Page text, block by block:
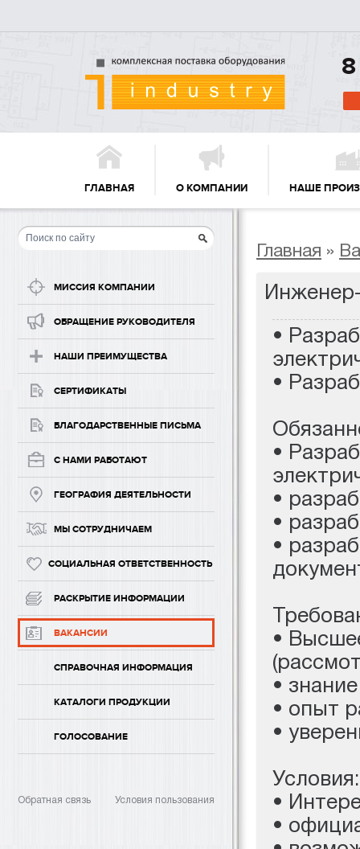
ГЛАВНАЯ О КОМПАНИИ НАШЕ
МИССИЯ КОМПАНИИ
ОБРАЩЕНИЕ РУКОВОДИТЕЛЯ
НАШИ ПРЕИМУЩЕСТВА
СЕРТИФИКАТЫ
БЛАГОДАРСТВЕННЫЕ ПИСЬМА
С НАМИ РАБОТАЮТ
ГЕОГРАФИЯ ДЕЯТЕЛЬНОСТИ
МЫ СОТРУДНИЧАЕМ
СОЦИАЛЬНАЯ ОТВЕТСТВЕННОСТЬ
РАСКРЫТИЕ ИНФОРМАЦИИ
ВАКАНСИИ
СПРАВОЧНАЯ ИНФОРМАЦИЯ
КАТАЛОГИ ПРОДУКЦИИ
ГОЛОСОВАНИЕ
Обратная связь Условия пользования
Главная »
•
•
•
•
•
•
•
•
• опыт
•
Условия:
•
•